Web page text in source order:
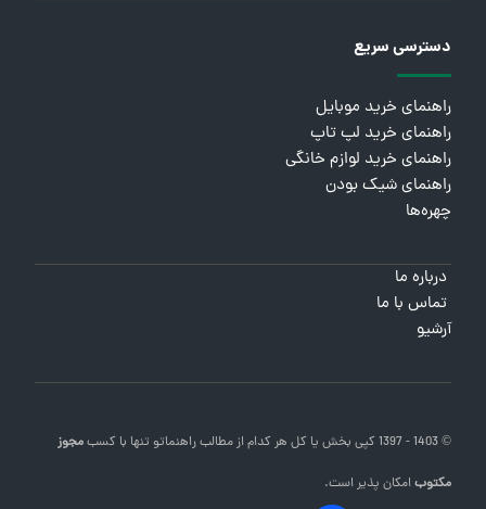
دسترسی سریع
راهنمای خرید موبایل
راهنمای خرید لپ تاپ
راهنمای خرید لوازم خانگی
راهنمای شیک بودن
چهره‌ها
درباره ما
تماس با ما
آرشیو
© 1403 - 1397 کپی بخش یا کل هر کدام از مطالب راهنماتو تنها با کسبمجوز
مکتوبامکان پذیر است.